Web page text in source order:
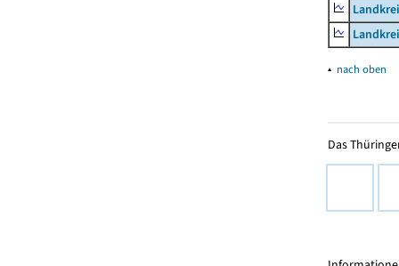
▴ nach oben
Das